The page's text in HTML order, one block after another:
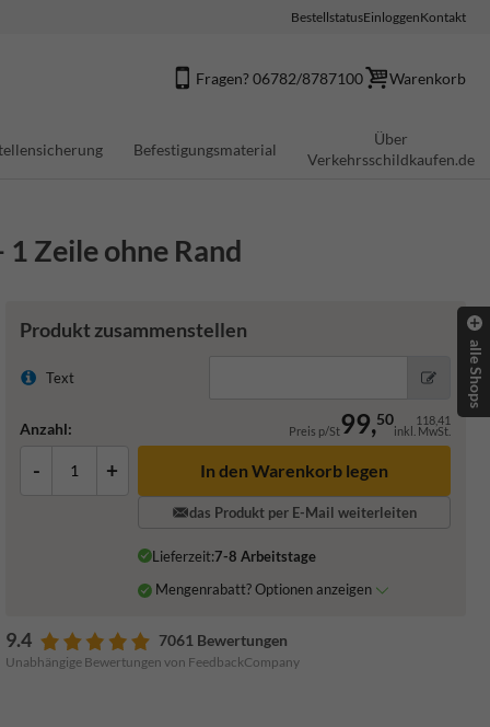
BestellstatusEinloggenKontakt
Fragen? 06782/8787100 Warenkorb
Befestigungsmaterial
Über
Verkehrsschildkaufen.de
Zeile ohne Rand
Produkt zusammenstellen
Text
Anzahl: Preis p/St99,50 118,41
inkl. MwSt.
- + In den Warenkorb legen
das Produkt per E-Mail weiterleiten
Lieferzeit:7-8 Arbeitstage
Mengenrabatt? Optionen anzeigen
9.4 7061 Bewertungen
Unabhängige Bewertungen von FeedbackCompany
alle Shops